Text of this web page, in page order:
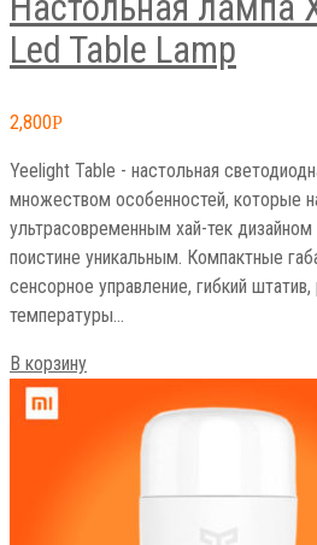
Led Table Lamp
2,800Р
Yeelight Table - настольная
множеством особенностей, которые
ультрасовременным хай-тек
поистине уникальным. Компактные
сенсорное управление, гибкий
температуры…
В корзину